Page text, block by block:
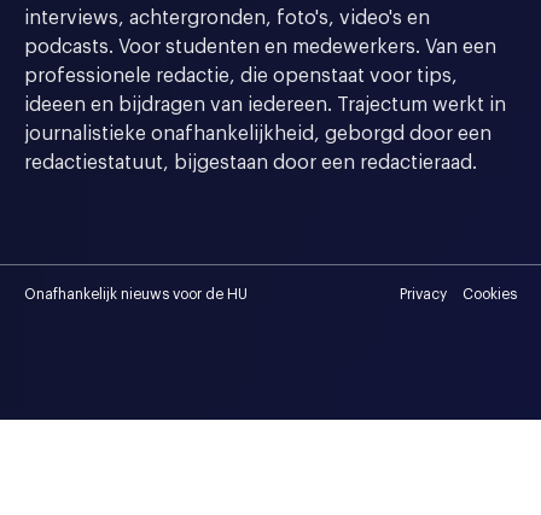
interviews, achtergronden, foto's, video's en
podcasts. Voor studenten en medewerkers. Van een
professionele redactie, die openstaat voor tips,
ideeen en bijdragen van iedereen. Trajectum werkt in
journalistieke onafhankelijkheid, geborgd door een
redactiestatuut, bijgestaan door een redactieraad.
Onafhankelijk nieuws voor de HU Privacy Cookies